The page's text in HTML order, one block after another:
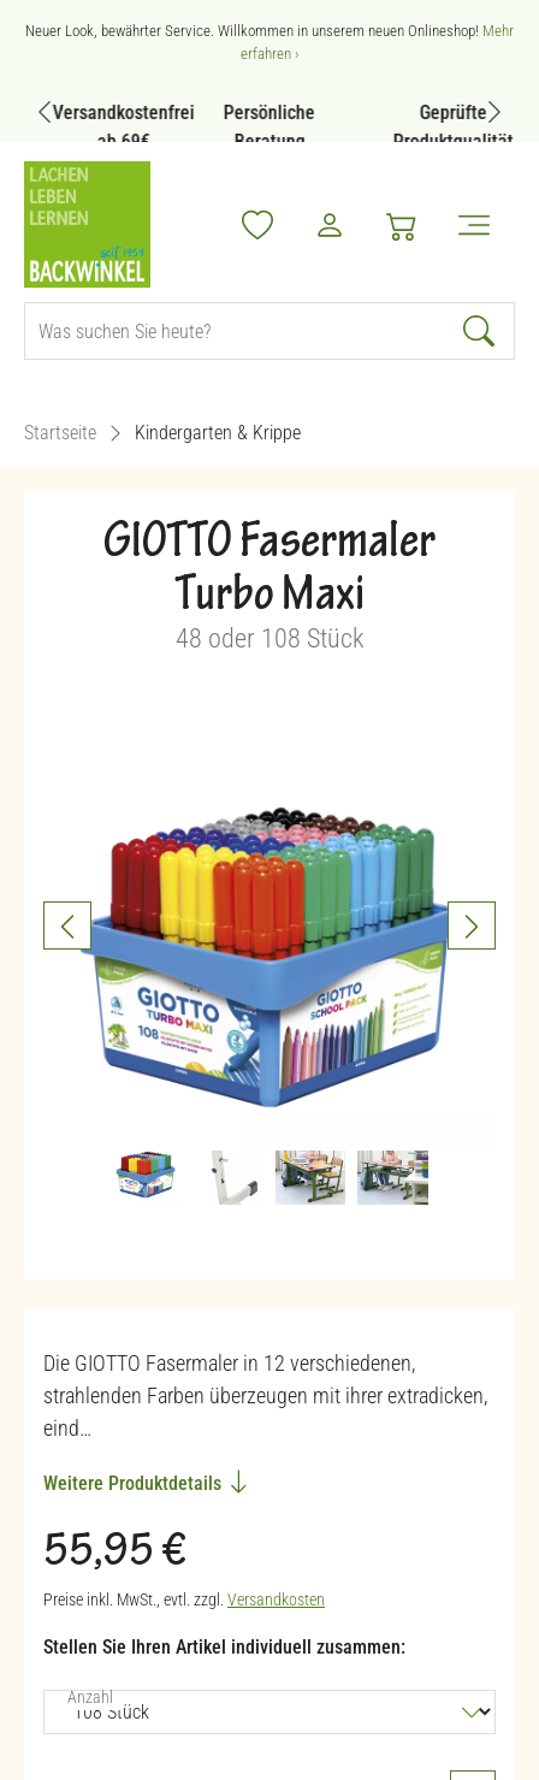
Zum Hauptinhalt springen
Neuer Look, bewährter Service. Willkommen in unserem neuen Onlineshop! Mehr
erfahren ›
Versandkostenfrei
ab 69€
Persönliche
Beratung
Geprüfte
Produktqualität
Startseite Kindergarten & Krippe
GIOTTO Fasermaler
Turbo Maxi
48 oder 108 Stück
Die GIOTTO Fasermaler in 12 verschiedenen,
strahlenden Farben überzeugen mit ihrer extradicken,
eind…
Weitere Produktdetails
Regulärer Preis:
55,95 €
Preise inkl. MwSt., evtl. zzgl. Versandkosten
Stellen Sie Ihren Artikel individuell zusammen:
Anzahlauswählen